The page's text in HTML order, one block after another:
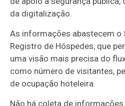
da digitalização.
As informações abastecem o
Registro de Hóspedes, que
uma visão mais precisa do
como número de visitantes,
de ocupação hoteleira.
Não há coleta de